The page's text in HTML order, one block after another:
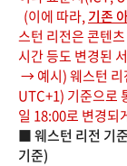
(이에 따라,기존
스턴 리전은 콘텐
시간 등도 변경된
→ 예시) 웨스턴 리
UTC+1) 기준으로
일 18:00로 변경되
■ 웨스턴 리전 기
기준)